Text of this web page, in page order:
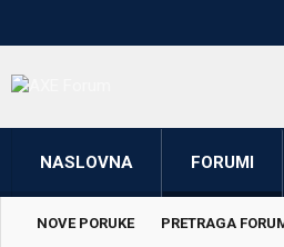
NASLOVNA FORUMI
NOVE PORUKE PRETRAGA